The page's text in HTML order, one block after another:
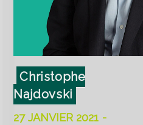
Christophe
Najdovski
27 JANVIER 2021